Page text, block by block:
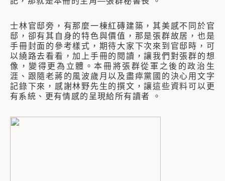
士林官邸旁，有那麼一棟紅磚建築，其美感不同於官
邸，卻有其自身的特色與價值，那是張群故居，也是
手冊封面的參考樣式，期待大家下次來到官邸時，可
以繞路去看看，加上手冊的閱讀，讓我們對張群的想
像，變得更為立體。本冊將張群從軍之後的政治生
涯、跟隨老蔣的風波歲月以及盡瘁黨國的決心用文字
記錄下來，感謝林野先生的撰文，讓這些資料可以更
有系統、更有情感的呈現給所有讀者 。